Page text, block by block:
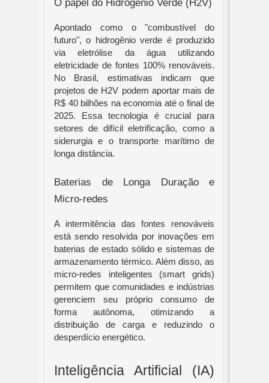
Apontado como o "combustível do
futuro", o hidrogênio verde é produzido
via eletrólise da água utilizando
eletricidade de fontes 100% renováveis.
No Brasil, estimativas indicam que
projetos de H2V podem aportar mais de
R$ 40 bilhões na economia até o final de
2025. Essa tecnologia é crucial para
setores de difícil eletrificação, como a
siderurgia e o transporte marítimo de
longa distância.
Baterias de Longa Duração e
Micro-redes
A intermitência das fontes renováveis
está sendo resolvida por inovações em
baterias de estado sólido e sistemas de
armazenamento térmico. Além disso, as
micro-redes inteligentes (smart grids)
permitem que comunidades e indústrias
gerenciem seu próprio consumo de
forma autônoma, otimizando a
distribuição de carga e reduzindo o
desperdício energético.
Inteligência Artificial (IA)